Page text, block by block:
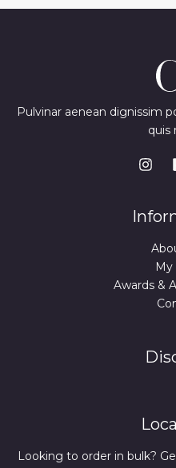
Pulvinar aenean dignissim
quis
My
Awards &
Looking to order in bulk?